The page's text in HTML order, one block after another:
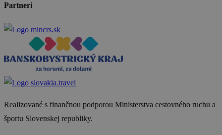
Partneri
Realizované s finančnou podporou Ministerstva cestovného ruchu a
športu Slovenskej republiky.